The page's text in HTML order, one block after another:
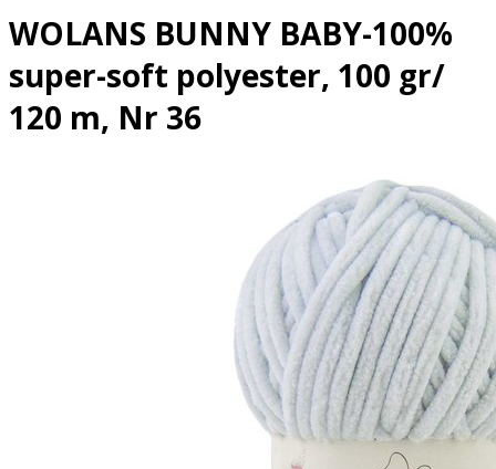
WOLANS BUNNY BABY-100%
super-soft polyester, 100 gr/
120 m, Nr 36